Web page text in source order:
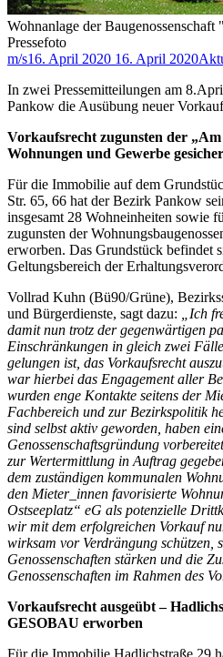
Wohnanlage der
Pressefoto
m/s16. April 2020 16. April 2020
In zwei Pressemitteilungen am
Pankow die Ausübung neuer
Vorkaufsrecht zugunsten der „Am
Wohnungen und Gewerbe
Für die Immobilie auf dem
Str. 65, 66 hat der Bezirk Pankow
insgesamt 28 Wohneinheiten sowie
zugunsten der
erworben. Das Grundstück befindet
Geltungsbereich der
Vollrad Kuhn (Bü90/Grüne),
und Bürgerdienste, sagt dazu:
„Ich
damit nun trotz der gegenwärtigen
Einschränkungen in gleich zwei
gelungen ist, das Vorkaufsrecht
war hierbei das Engagement aller
wurden enge Kontakte seitens der
Fachbereich und zur Bezirkspolitik
sind selbst aktiv geworden, haben
Genossenschaftsgründung
zur Wertermittlung in Auftrag
dem zuständigen kommunalen
den Mieter_innen favorisierte
Ostseeplatz“ eG als potenzielle
wir mit dem erfolgreichen Vorkauf
wirksam vor Verdrängung schützen,
Genossenschaften stärken und die
Genossenschaften im Rahmen des
Vorkaufsrecht ausgeübt –
GESOBAU erworben